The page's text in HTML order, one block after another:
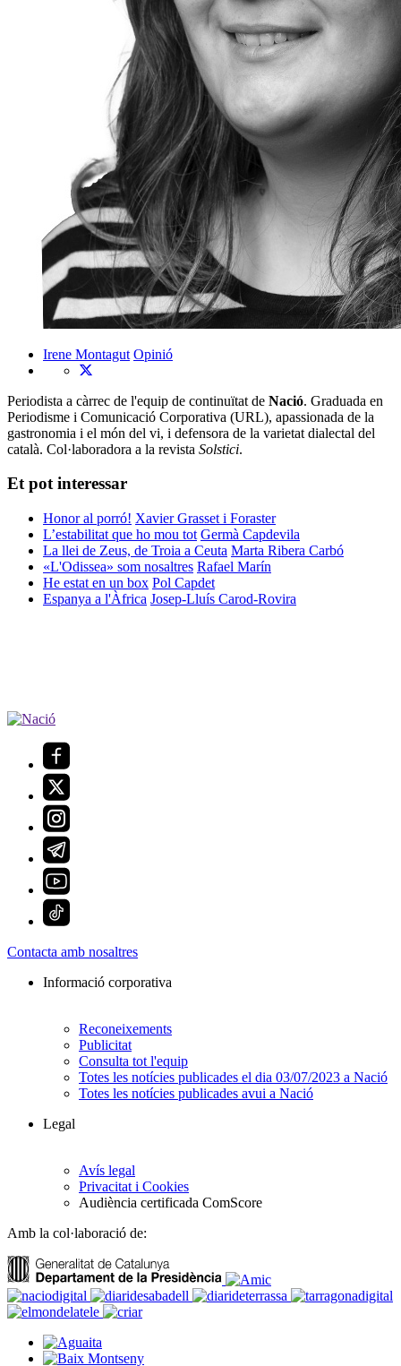
Irene Montagut Opinió
Periodista a càrrec de l'equip de continuïtat de Nació. Graduada en
Periodisme i Comunicació Corporativa (URL), apassionada de la
gastronomia i el món del vi, i defensora de la varietat dialectal del
català. Col·laboradora a la revista Solstici.
Et pot interessar
Honor al porró! Xavier Grasset i Foraster
L’estabilitat que ho mou tot Germà Capdevila
La llei de Zeus, de Troia a Ceuta Marta Ribera Carbó
«L'Odissea» som nosaltres Rafael Marín
He estat en un box Pol Capdet
Espanya a l'Àfrica Josep-Lluís Carod-Rovira
Contacta amb nosaltres
Informació corporativa
Reconeixements
Publicitat
Consulta tot l'equip
Totes les notícies publicades el dia 03/07/2023 a Nació
Totes les notícies publicades avui a Nació
Legal
Avís legal
Privacitat i Cookies
Audiència certificada ComScore
Amb la col·laboració de: